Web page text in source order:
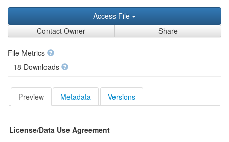
Access File
Contact Owner
Share
File Metrics
18 Downloads
Preview Metadata Versions
License/Data Use Agreement